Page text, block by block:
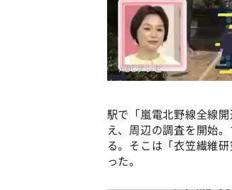
駅で「嵐電北野線全線
え、周辺の調査を開始
る。そこは「衣笠繊維
った。